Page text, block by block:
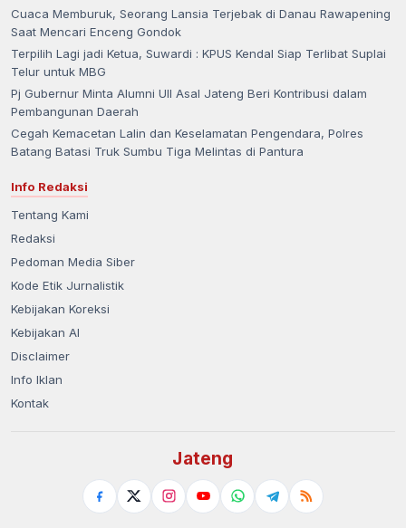
Cuaca Memburuk, Seorang Lansia Terjebak di Danau Rawapening
Saat Mencari Enceng Gondok
Terpilih Lagi jadi Ketua, Suwardi : KPUS Kendal Siap Terlibat Suplai
Telur untuk MBG
Pj Gubernur Minta Alumni UII Asal Jateng Beri Kontribusi dalam
Pembangunan Daerah
Cegah Kemacetan Lalin dan Keselamatan Pengendara, Polres
Batang Batasi Truk Sumbu Tiga Melintas di Pantura
Info Redaksi
Tentang Kami
Redaksi
Pedoman Media Siber
Kode Etik Jurnalistik
Kebijakan Koreksi
Kebijakan AI
Disclaimer
Info Iklan
Kontak
Jateng